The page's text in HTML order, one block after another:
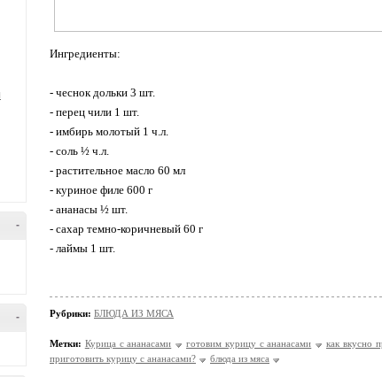
-
-
Ингредиенты:
- чеснок дольки 3 шт.
- перец чили 1 шт.
- имбирь молотый 1 ч.л.
- соль ½ ч.л.
- растительное масло 60 мл
- куриное филе 600 г
- ананасы ½ шт.
- сахар темно-коричневый 60 г
- лаймы 1 шт.
Рубрики: БЛЮДА ИЗ МЯСА
Метки: Курица с ананасами готовим курицу с ананасами как вкусно
приготовить курицу с ананасами?
блюда из мяса